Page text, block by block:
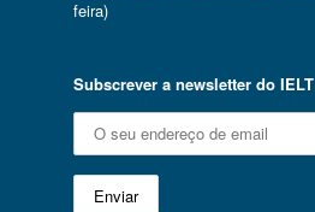
feira)
Subscrever a newsletter do IELT